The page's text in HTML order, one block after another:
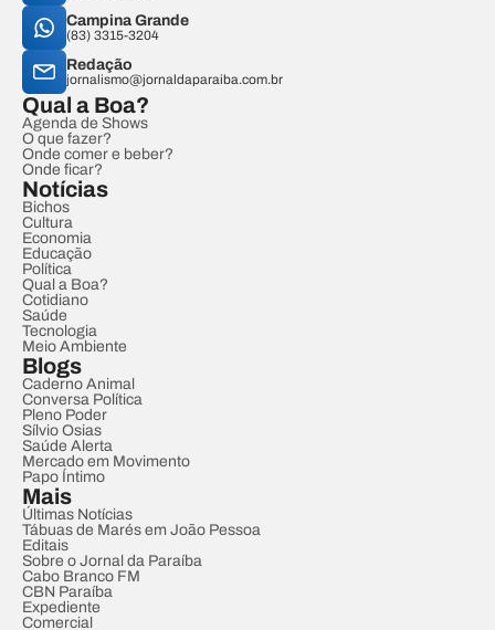
Campina Grande
(83) 3315-3204
Redação
jornalismo@jornaldaparaiba.com.br
Qual a Boa?
Agenda de Shows
O que fazer?
Onde comer e beber?
Onde ficar?
Notícias
Bichos
Cultura
Economia
Educação
Política
Qual a Boa?
Cotidiano
Saúde
Tecnologia
Meio Ambiente
Blogs
Caderno Animal
Conversa Política
Pleno Poder
Sílvio Osias
Saúde Alerta
Mercado em Movimento
Papo Íntimo
Mais
Últimas Notícias
Tábuas de Marés em João Pessoa
Editais
Sobre o Jornal da Paraíba
Cabo Branco FM
CBN Paraíba
Expediente
Comercial